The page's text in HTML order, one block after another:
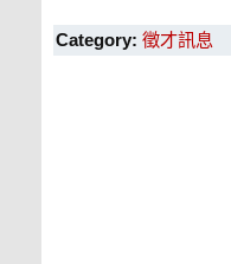
Category: 徵才訊息